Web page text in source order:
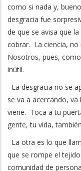
como si nada y,
desgracia fue
de que se avisa que
cobrar. La ciencia,
Nosotros, pues,
inútil.
La desgracia no se
se va a acercando,
viene. Toca a tu
gente, tu vida,
La otra es lo que
que se rompe el
comunidad de